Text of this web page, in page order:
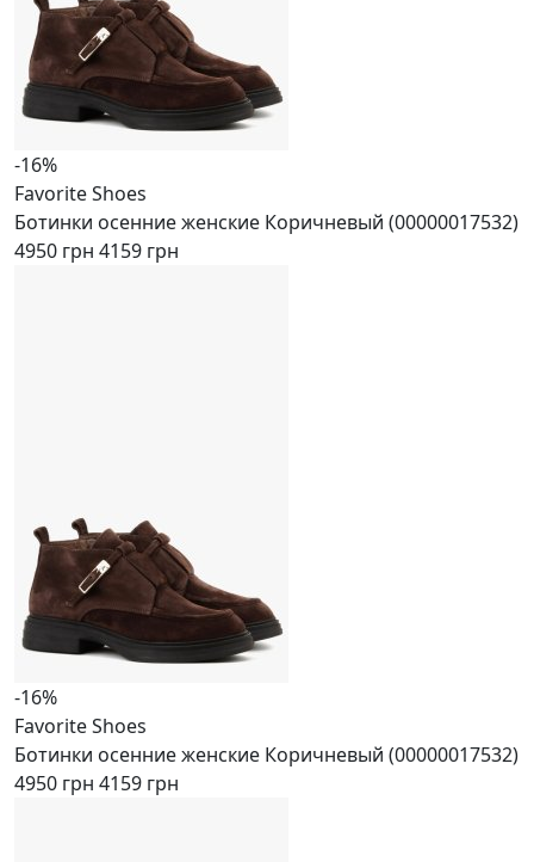
-16%
Favorite Shoes
Ботинки осенние женские Коричневый (00000017532)
4950 грн 4159 грн
-16%
Favorite Shoes
Ботинки осенние женские Коричневый (00000017532)
4950 грн 4159 грн